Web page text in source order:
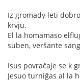
Iz gromady leti
krvju.
El la homamaso
suben, verŝante
Isus povračaje se k
Jesuo turniĝas al la